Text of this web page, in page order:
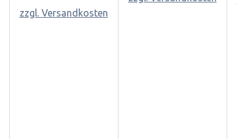
zzgl. Versandkosten